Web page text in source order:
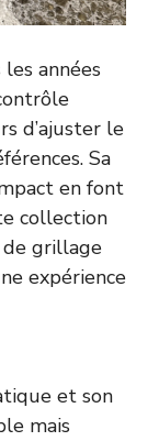
années
d’ajuster le
Sa
en font
collection
de grillage
expérience
et son
mais